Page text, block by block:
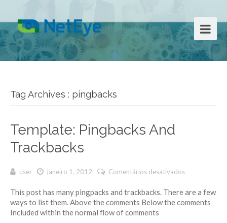
Tag Archives : pingbacks
Template: Pingbacks And
Trackbacks
user janeiro 1, 2012 Comentários desativados
Pingbacks
And
This post has many pingpacks and trackbacks. There are a few
ways to list them. Above the comments Below the comments
Included within the normal flow of comments